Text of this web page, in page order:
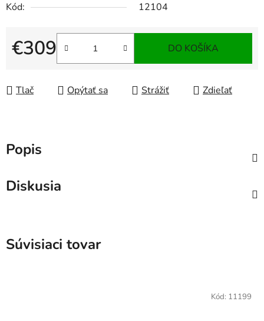
Kód:
12104
€309
Jednotková cena:
DO KOŠÍKA
Tlač Opýtať sa Strážiť Zdieľať
Popis
Diskusia
Súvisiaci tovar
Kód: 11199